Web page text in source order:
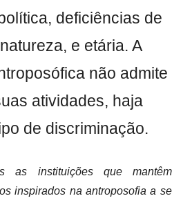
deficiências de
e etária. A
não admite
atividades, haja
de discriminação.
as instituições que mantêm
inspirados na antroposofia a se